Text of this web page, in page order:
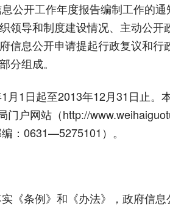
公开工作年度报告编制工作的
领导和制度建设情况、主动公
信息公开申请提起行政复议和
分组成。
日起至2013年12月31日止。
门户网站（http://
：0631—5275101）。
条例》和《办法》，政府信息